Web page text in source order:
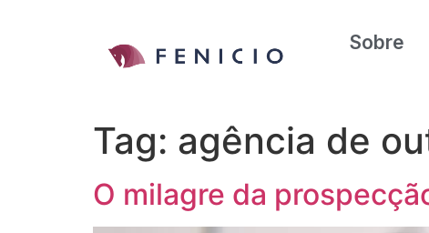
Sobre
Tag: agência de
O milagre da